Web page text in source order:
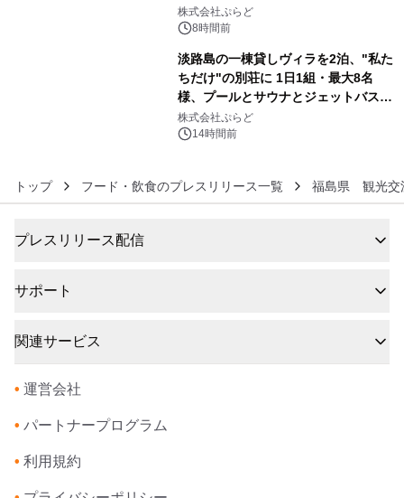
サウナも 「THE BOXY AWAJI」のお
得な素泊まり連泊プランで
株式会社ぷらど
8時間前
淡路島の一棟貸しヴィラを2泊、"私た
ちだけ"の別荘に 1日1組・最大8名
様、プールとサウナとジェットバス付
きで Villa Mon Temps AWAJIの連泊
素泊りプラン
株式会社ぷらど
14時間前
トップ フード・飲食のプレスリリース一覧 福島県 観光交
プレスリリース配信
サポート
関連サービス
• 運営会社
• パートナープログラム
• 利用規約